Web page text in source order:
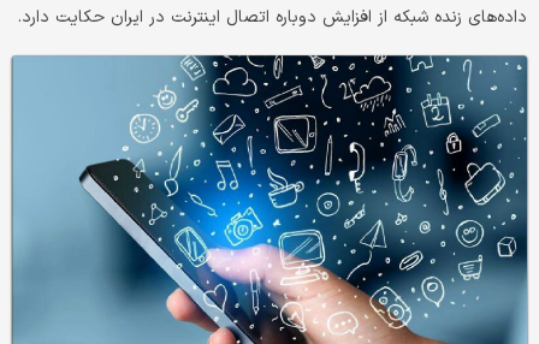
داده‌های زنده شبکه از افزایش دوباره اتصال اینترنت در ایران حکایت دارد.